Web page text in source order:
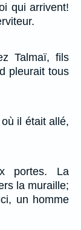
qui arrivent!
Talmaï, fils
pleurait tous
il était allé,
portes. La
la muraille;
un homme